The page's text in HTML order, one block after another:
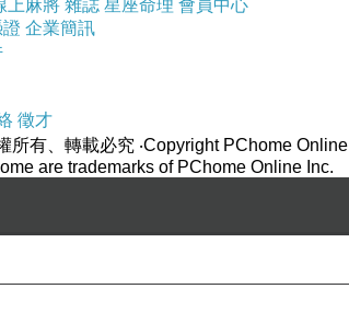
上麻將 雜誌 星座命理 會員中心
企業簡訊
徵才
所有、轉載必究 ‧Copyright PChome Online
are trademarks of PChome Online Inc.